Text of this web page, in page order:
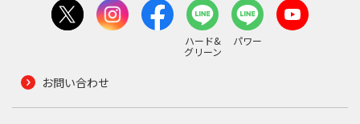
ハード&
グリーン
パワー
お問い合わせ